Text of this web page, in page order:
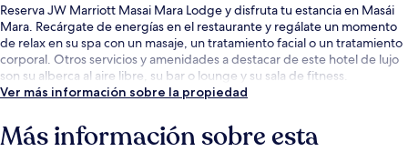
Reserva JW Marriott Masai Mara Lodge y disfruta tu estancia en Masái
Mara. Recárgate de energías en el restaurante y regálate un momento
de relax en su spa con un masaje, un tratamiento facial o un tratamiento
corporal. Otros servicios y amenidades a destacar de este hotel de lujo
son su alberca al aire libre, su bar o lounge y su sala de fitness.
Ver más información sobre la propiedad
Más información sobre esta